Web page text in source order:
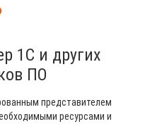
1С и других
ПО
представителем
ресурсами и